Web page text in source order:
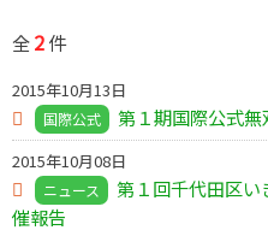
全2件
2015年10月13日
国際公式 第１期国際公式
2015年10月08日
ニュース
第１回千代田区
催報告